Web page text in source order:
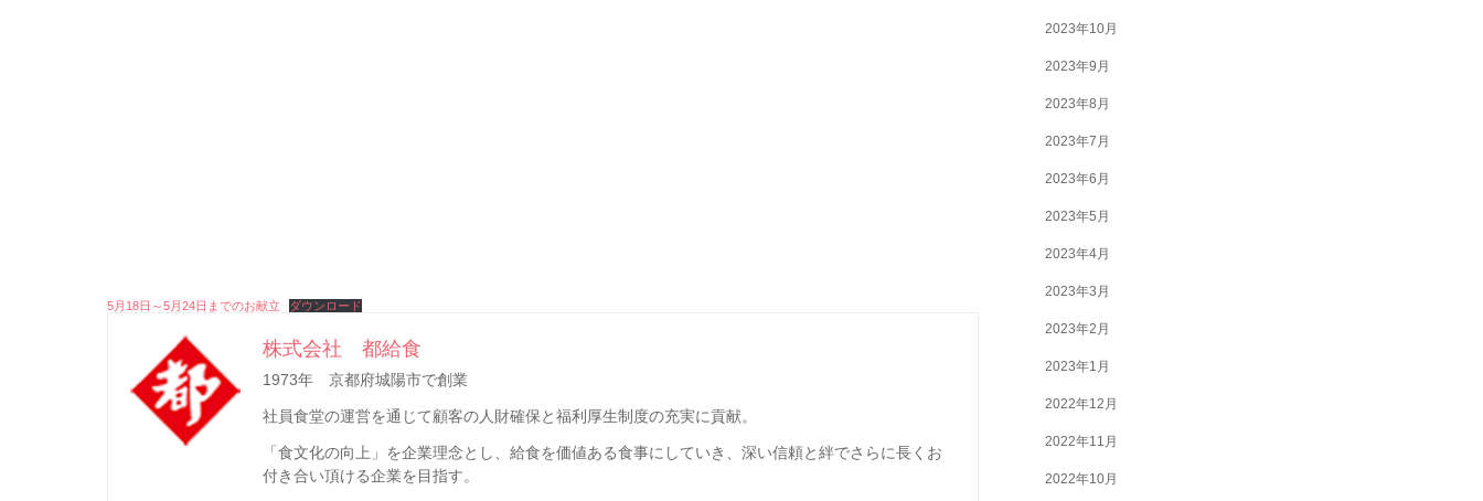
5月18日～5月24日までのお献立 ダウンロード
株式会社 都給食
1973年 京都府城陽市で創業
社員食堂の運営を通じて顧客の人財確保と福利厚生制度の充実に貢献。
「食文化の向上」を企業理念とし、給食を価値ある食事にしていき、深い信頼と絆でさらに長くお
付き合い頂ける企業を目指す。
2023年10月
2023年9月
2023年8月
2023年7月
2023年6月
2023年5月
2023年4月
2023年3月
2023年2月
2023年1月
2022年12月
2022年11月
2022年10月